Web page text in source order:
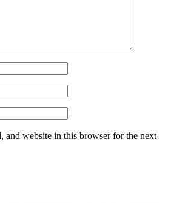
and website in this browser for the next